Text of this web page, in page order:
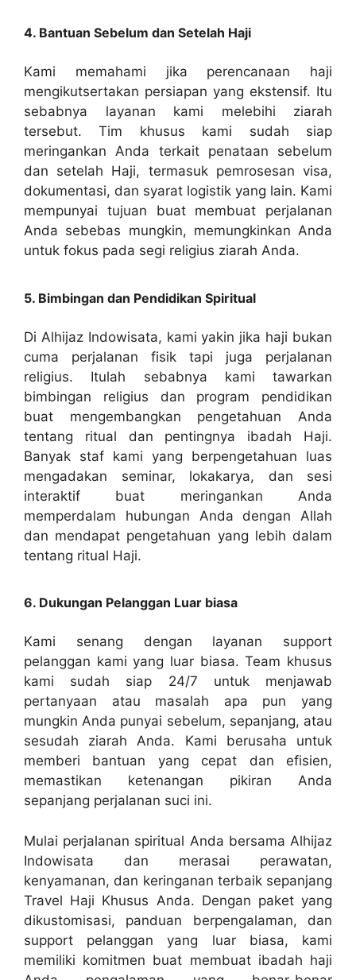
4. Bantuan Sebelum dan Setelah Haji
Kami memahami jika perencanaan haji
mengikutsertakan persiapan yang ekstensif. Itu
sebabnya layanan kami melebihi ziarah
tersebut. Tim khusus kami sudah siap
meringankan Anda terkait penataan sebelum
dan setelah Haji, termasuk pemrosesan visa,
dokumentasi, dan syarat logistik yang lain. Kami
mempunyai tujuan buat membuat perjalanan
Anda sebebas mungkin, memungkinkan Anda
untuk fokus pada segi religius ziarah Anda.
5. Bimbingan dan Pendidikan Spiritual
Di Alhijaz Indowisata, kami yakin jika haji bukan
cuma perjalanan fisik tapi juga perjalanan
religius. Itulah sebabnya kami tawarkan
bimbingan religius dan program pendidikan
buat mengembangkan pengetahuan Anda
tentang ritual dan pentingnya ibadah Haji.
Banyak staf kami yang berpengetahuan luas
mengadakan seminar, lokakarya, dan sesi
interaktif buat meringankan Anda
memperdalam hubungan Anda dengan Allah
dan mendapat pengetahuan yang lebih dalam
tentang ritual Haji.
6. Dukungan Pelanggan Luar biasa
Kami senang dengan layanan support
pelanggan kami yang luar biasa. Team khusus
kami sudah siap 24/7 untuk menjawab
pertanyaan atau masalah apa pun yang
mungkin Anda punyai sebelum, sepanjang, atau
sesudah ziarah Anda. Kami berusaha untuk
memberi bantuan yang cepat dan efisien,
memastikan ketenangan pikiran Anda
sepanjang perjalanan suci ini.
Mulai perjalanan spiritual Anda bersama Alhijaz
Indowisata dan merasai perawatan,
kenyamanan, dan keringanan terbaik sepanjang
Travel Haji Khusus Anda. Dengan paket yang
dikustomisasi, panduan berpengalaman, dan
support pelanggan yang luar biasa, kami
memiliki komitmen buat membuat ibadah haji